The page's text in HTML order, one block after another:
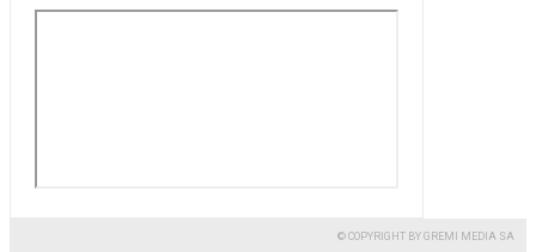
© COPYRIGHT BY GREMI MEDIA SA